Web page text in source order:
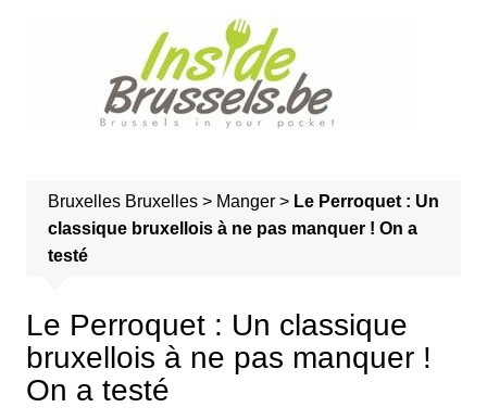
Bruxelles Bruxelles> Manger> Le Perroquet : Un
classique bruxellois à ne pas manquer ! On a
testé
Le Perroquet : Un classique
bruxellois à ne pas manquer !
On a testé